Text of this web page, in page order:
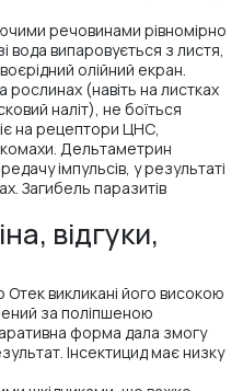
речовинами рівномірно
вода випаровується з листя,
олійний екран.
(навіть на листках
наліт), не боїться
на рецептори ЦНС,
комахи. Дельтаметрин
імпульсів, у результаті
Загибель паразитів
відгуки,
Отек викликані його високою
за поліпшеною
форма дала змогу
Інсектицид має низку